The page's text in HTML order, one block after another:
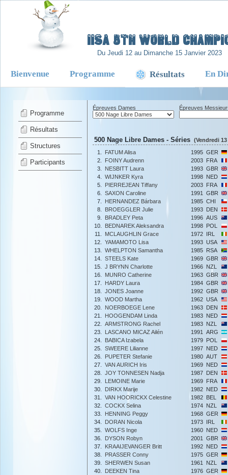
IISA 5TH WORLD
Du Jeudi 12 au Dimanche 15 Janvier 2023
Bienvenue Programme Résultats En
Programme
Résultats
Structures
Participants
Épreuves Dames Épreuves
500 Nage Libre Dames - Séries (Vendredi
1.
FATUM Alisa 1995 GER
2.
FOINY Audrenn 2003 FRA
3.
NESBITT Laura 1993 GBR
4.
WIJNKER Kyra 1998 NED
5.
PIERREJEAN Tiffany 2003 FRA
6.
SAXON Caroline 1991
GBR
7.
HERNANDEZ Bárbara 1985 CHI
8.
BROEGGLER Julie 1993 DEN
9.
BRADLEY Peta 1996 AUS
10.
BEDNAREK Aleksandra 1998 POL
11.
MCLAUGHLIN Grace 1972 IRL
12.
YAMAMOTO Lisa 1993 USA
13.
WHELPTON Samantha 1985 RSA
14.
STEELS Kate 1969 GBR
15.
J BRYNN Charlotte 1966 NZL
16.
MUNRO Catherine 1963 GBR
17.
HARDY Laura 1984 GBR
18.
JONES Joanne 1992 GBR
19.
WOOD Martha 1962 USA
20.
NOERBOEGE Lene 1963 DEN
21.
HOOGENDAM Linda 1983 NED
22.
ARMSTRONG Rachel 1983 NZL
23.
LASCANO MICAZ Ailén 1991
ARG
24.
BABICA Izabela 1979 POL
25.
SWEERE Lilianne 1997 NED
26.
PUPETER Stefanie 1980 AUT
27.
VAN AURICH Iris 1969 NED
28.
JOY TONNESEN Nadja 1987 DEN
29.
LEMOINE Marie 1969 FRA
30.
DIRKX Marije 1982 NED
31.
VAN HOORICKX Celestine 1982 BEL
32.
COCKX Selina 1974 NZL
33.
HENNING Peggy 1968 GER
34.
DORAN Nicola 1973 IRL
35.
WOLFS Inge 1960 NED
36.
DYSON Robyn 2001
GBR
37.
KRAAIJEVANGER Britt 1992 NED
38.
PRASSER Conny 1975 GER
39.
SHERWEN Susan 1961
NZL
40.
DEEKEN Tina 1976 GER